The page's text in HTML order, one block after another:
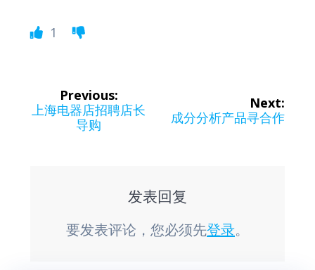
1
章
Previous:
Previous
上海电器店招聘店长
导购
Next:
Next
成分分析产品寻合作
发表回复
要发表评论，您必须先登录。